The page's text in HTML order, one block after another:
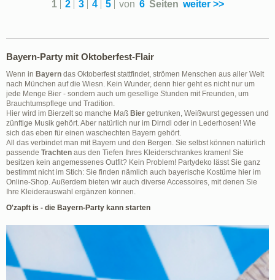
1 2 3 4 5 von 6 Seiten weiter >>
Bayern-Party mit Oktoberfest-Flair
Wenn in Bayern das Oktoberfest stattfindet, strömen Menschen aus aller Welt
nach München auf die Wiesn. Kein Wunder, denn hier geht es nicht nur um
jede Menge Bier - sondern auch um gesellige Stunden mit Freunden, um
Brauchtumspflege und Tradition.
Hier wird im Bierzelt so manche Maß Bier getrunken, Weißwurst gegessen und
zünftige Musik gehört. Aber natürlich nur im Dirndl oder in Lederhosen! Wie
sich das eben für einen waschechten Bayern gehört.
All das verbindet man mit Bayern und den Bergen. Sie selbst können natürlich
passende Trachten aus den Tiefen Ihres Kleiderschrankes kramen! Sie
besitzen kein angemessenes Outfit? Kein Problem! Partydeko lässt Sie ganz
bestimmt nicht im Stich: Sie finden nämlich auch bayerische Kostüme hier im
Online-Shop. Außerdem bieten wir auch diverse Accessoires, mit denen Sie
Ihre Kleiderauswahl ergänzen können.
O'zapft is - die Bayern-Party kann starten